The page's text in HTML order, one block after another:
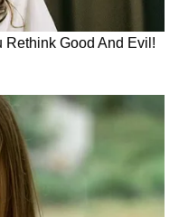
হবে। এস এস কে
হবে। দালাল